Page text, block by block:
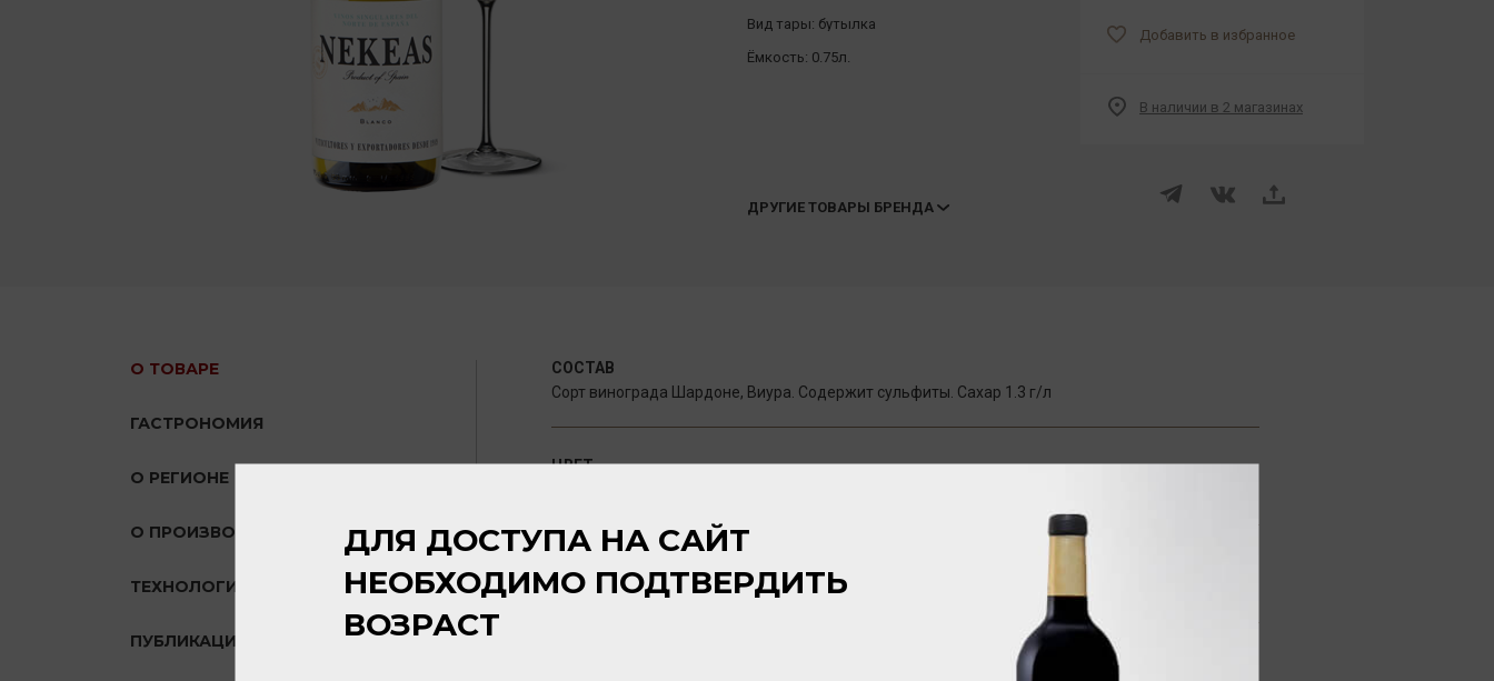
Вид тары: бутылка
Ёмкость: 0.75л.
ДРУГИЕ ТОВАРЫ БРЕНДА
Добавить в избранное
В наличии в 2 магазинах
О ТОВАРЕ
ГАСТРОНОМИЯ
О РЕГИОНЕ
О ПРОИЗВОДИТЕЛЕ
ТЕХНОЛОГИЯ
ПУБЛИКАЦИИ О ТОВАРЕ
СОСТАВ
Сорт винограда Шардоне, Виура. Содержит сульфиты. Сахар 1.3 г/л
ЦВЕТ
В аромате привлекательное сочетание тонов лимона и тропических фруктов (ананас).
ДЛЯ ДОСТУПА НА САЙТ
НЕОБХОДИМО ПОДТВЕРДИТЬ
ВОЗРАСТ